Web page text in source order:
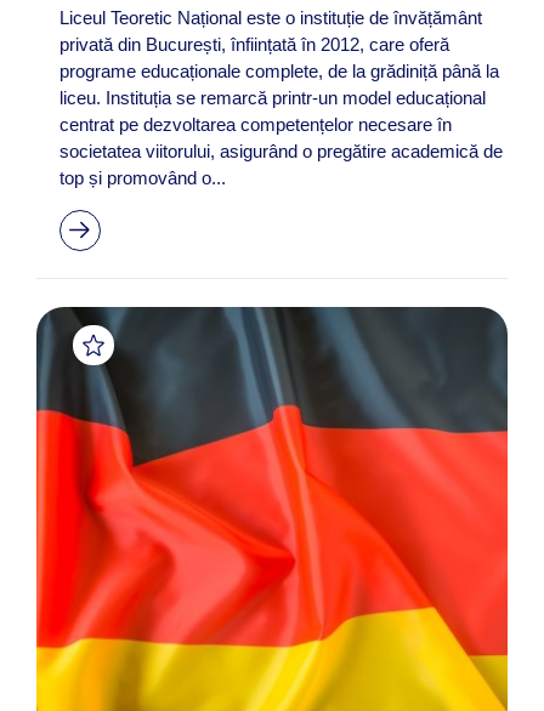
Liceul Teoretic Național este o instituție de învățământ
privată din București, înființată în 2012, care oferă
programe educaționale complete, de la grădiniță până la
liceu. Instituția se remarcă printr-un model educațional
centrat pe dezvoltarea competențelor necesare în
societatea viitorului, asigurând o pregătire academică de
top și promovând o...